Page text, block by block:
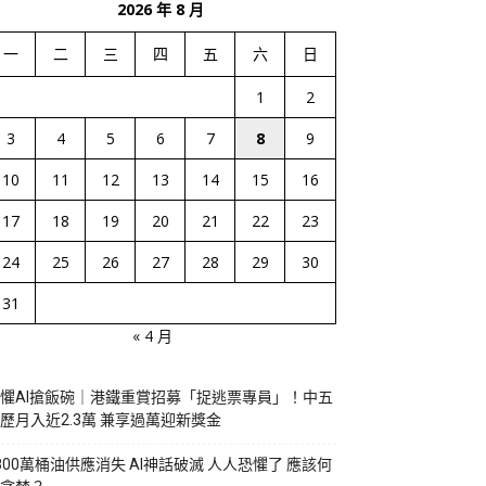
2026 年 8 月
一 二 三 四 五 六 日
1
2
3
4 5 6 7 8
9
10
11 12 13 14 15
16
17
18 19 20 21 22
23
24
25 26 27 28 29
30
31
« 4 月
AI搶飯碗｜港鐵重賞招募「捉逃票專員」！中五
月入近2.3萬 兼享過萬迎新獎金
萬桶油供應消失 AI神話破滅 人人恐懼了 應該何